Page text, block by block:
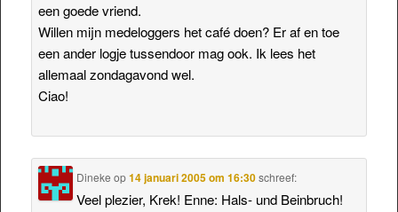
een goede vriend.
Willen mijn medeloggers het café doen? Er af en toe
een ander logje tussendoor mag ook. Ik lees het
allemaal zondagavond wel.
Ciao!
Dineke op14 januari 2005 om 16:30 schreef:
Veel plezier, Krek! Enne: Hals- und Beinbruch!